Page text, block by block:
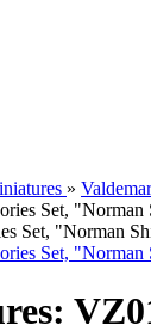
»
Set, "Norman